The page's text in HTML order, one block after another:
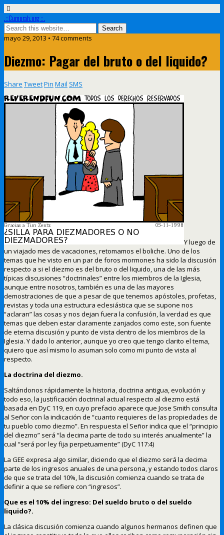
.::Cumorah.org ::.
mayo 29, 2013 • 74 comments
Diezmo: Pagar del bruto o del liquido?
Share TweetPin Mail SMS
Y luego de
un viajado mes de vacaciones, retomamos el boliche. Uno de los
temas que he visto en un par de foros mormones ha sido la discusión
respecto a si el diezmo es del bruto o del liquido, una de las más
típicas discusiones “doctrinales” entre los miembros de la Iglesia,
aunque entre nosotros, también es una de las mayores
demostraciones de que a pesar de que tenemos apóstoles, profetas,
revistas y toda una estructura eclesiástica que se supone nos
“aclaran” las cosas y nos dejan fuera la confusión, la verdad es que
temas que deben estar claramente zanjados como este, son fuente
de eterna discusión y punto de vista dentro de los miembros de la
Iglesia. Y dado lo anterior, aunque yo creo que tengo clarito el tema,
quiero que así mismo lo asuman solo como mi punto de vista al
respecto.
La doctrina del diezmo.
Saltándonos rápidamente la historia, doctrina antigua, evolución y
todo eso, la justificación doctrinal actual respecto al diezmo está
basada en DyC 119, en cuyo prefacio aparece que Jose Smith consulta
al Señor con la indicación de “cuanto requieres de las propiedades de
tu pueblo como diezmo”. En respuesta el Señor indica que el “principio
del diezmo” será “la decima parte de todo su interés anualmente” la
cual “será por ley fija perpetuamente” (DyC 117:4)
La GEE expresa algo similar, diciendo que el diezmo será la decima
parte de los ingresos anuales de una persona, y estando todos claros
de que se trata del 10%, la discusión comienza cuando se trata de
definir a que se refiere con “ingresos”.
Que es el 10% del ingreso: Del sueldo bruto o del sueldo
liquido?.
La clásica discusión comienza cuando algunos hermanos definen que